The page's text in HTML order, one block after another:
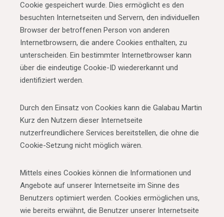
Cookie gespeichert wurde. Dies ermöglicht es den
besuchten Internetseiten und Servern, den individuellen
Browser der betroffenen Person von anderen
Internetbrowsern, die andere Cookies enthalten, zu
unterscheiden. Ein bestimmter Internetbrowser kann
über die eindeutige Cookie-ID wiedererkannt und
identifiziert werden.
Durch den Einsatz von Cookies kann die Galabau Martin
Kurz den Nutzern dieser Internetseite
nutzerfreundlichere Services bereitstellen, die ohne die
Cookie-Setzung nicht möglich wären.
Mittels eines Cookies können die Informationen und
Angebote auf unserer Internetseite im Sinne des
Benutzers optimiert werden. Cookies ermöglichen uns,
wie bereits erwähnt, die Benutzer unserer Internetseite